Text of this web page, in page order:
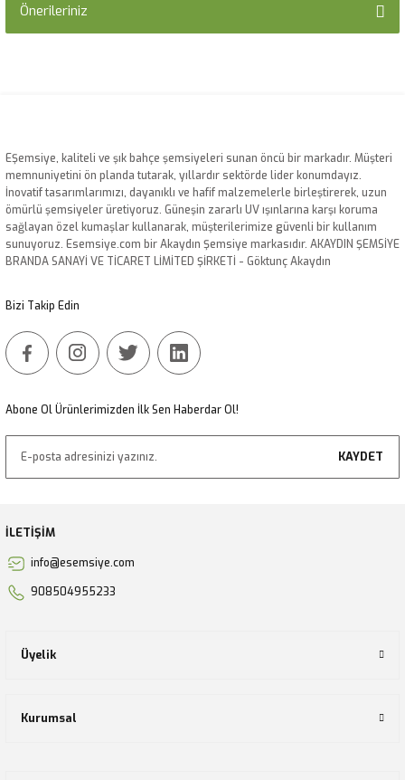
Önerileriniz
Ürün resmi kalitesiz, bozuk veya görüntülenemiyor.
Ürün açıklamasında eksik bilgiler bulunuyor.
Ürün bilgilerinde hatalar bulunuyor.
Ürün fiyatı diğer sitelerden daha pahalı.
Bu ürüne benzer farklı alternatifler olmalı.
Gönder
EŞemsiye, kaliteli ve şık bahçe şemsiyeleri sunan öncü bir markadır. Müşteri
memnuniyetini ön planda tutarak, yıllardır sektörde lider konumdayız.
İnovatif tasarımlarımızı, dayanıklı ve hafif malzemelerle birleştirerek, uzun
ömürlü şemsiyeler üretiyoruz. Güneşin zararlı UV ışınlarına karşı koruma
sağlayan özel kumaşlar kullanarak, müşterilerimize güvenli bir kullanım
sunuyoruz. Esemsiye.com bir Akaydın Şemsiye markasıdır. AKAYDIN ŞEMSİYE
BRANDA SANAYİ VE TİCARET LİMİTED ŞİRKETİ - Göktunç Akaydın
Bizi Takip Edin
Abone Ol Ürünlerimizden İlk Sen Haberdar Ol!
KAYDET
İLETİŞİM
info@esemsiye.com
908504955233
Üyelik
Kurumsal